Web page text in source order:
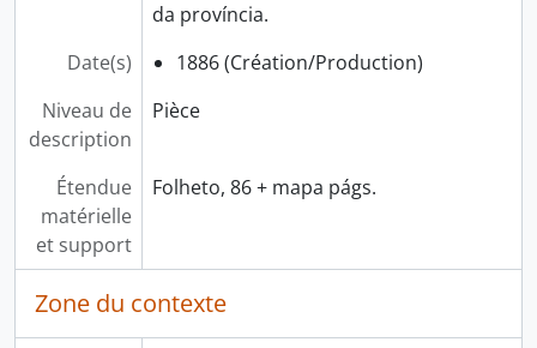
da província.
Date(s)
1886 (Création/Production)
Niveau de
description
Pièce
Étendue
matérielle
et support
Folheto, 86 + mapa págs.
Zone du contexte